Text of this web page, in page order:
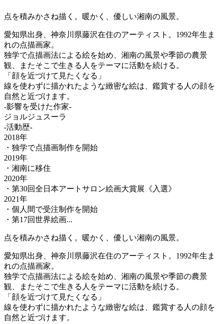
点を積みかさね描く。暖かく、優しい湘南の風景。
愛知県出身、神奈川県藤沢在住のアーティスト。1992年生ま
れの点描画家。
独学で点描画法による絵を始め、湘南の風景や季節の農景
観、またそこで生きる人をテーマに活動を続ける。
「顔を近づけて見たくなる」
線を使わずに描かれたような緻密な絵は、鑑賞する人の顔を
自然と近づけます。
-影響を受けた作家-
ジョルジュスーラ
-活動歴-
2018年
・独学で点描画制作を開始
2019年
・湘南に移住
2020年
・第30回全日本アートサロン絵画大賞展《入選》
2021年
・個人間で受注制作を開始
・第17回世界絵画...
点を積みかさね描く。暖かく、優しい湘南の風景。
愛知県出身、神奈川県藤沢在住のアーティスト。1992年生ま
れの点描画家。
独学で点描画法による絵を始め、湘南の風景や季節の農景
観、またそこで生きる人をテーマに活動を続ける。
「顔を近づけて見たくなる」
線を使わずに描かれたような緻密な絵は、鑑賞する人の顔を
自然と近づけます。